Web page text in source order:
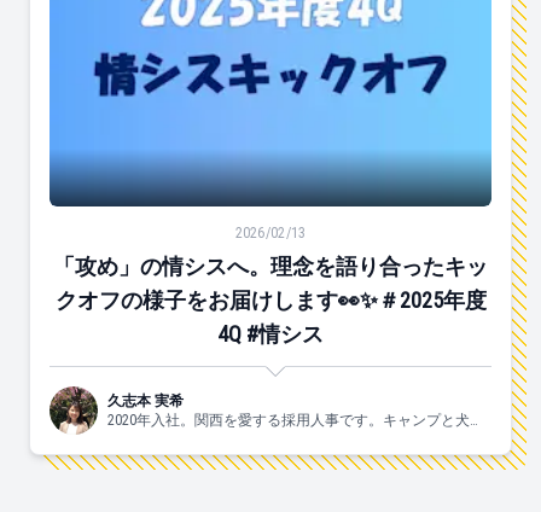
「攻め」の情シスへ。理念を語り合ったキックオフの
2026/02/13
「攻め」の情シスへ。理念を語り合ったキッ
クオフの様子をお届けします👀✨＃2025年度
4Q #情シス
久志本 実希
2020年入社。関西を愛する採用人事です。キャンプと犬と